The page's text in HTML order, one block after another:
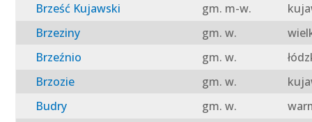
Brześć Kujawski
gm. m-w.
Brzeziny
gm. w.
Brzeźnio
gm. w.
Brzozie
gm. w.
Budry
gm. w.